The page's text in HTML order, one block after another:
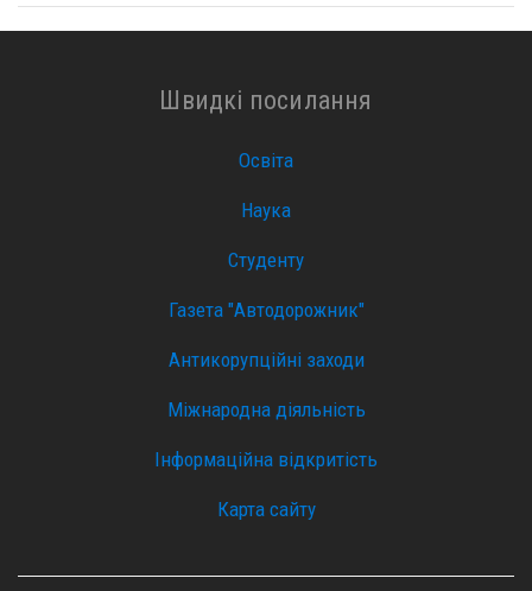
Швидкі посилання
Освіта
Наука
Студенту
Газета "Автодорожник"
Антикорупційні заходи
Міжнародна діяльність
Інформаційна відкритість
Карта сайту